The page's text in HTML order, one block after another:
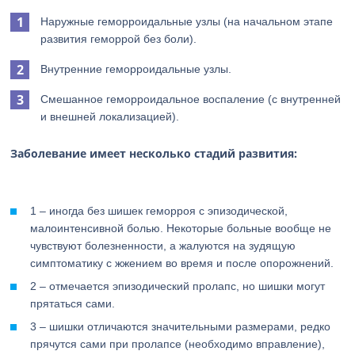
Наружные геморроидальные узлы (на начальном этапе
развития геморрой без боли).
Внутренние геморроидальные узлы.
Смешанное геморроидальное воспаление (с внутренней
и внешней локализацией).
Заболевание имеет несколько стадий развития:
1 – иногда без шишек геморроя с эпизодической,
малоинтенсивной болью. Некоторые больные вообще не
чувствуют болезненности, а жалуются на зудящую
симптоматику с жжением во время и после опорожнений.
2 – отмечается эпизодический пролапс, но шишки могут
прятаться сами.
3 – шишки отличаются значительными размерами, редко
прячутся сами при пролапсе (необходимо вправление),